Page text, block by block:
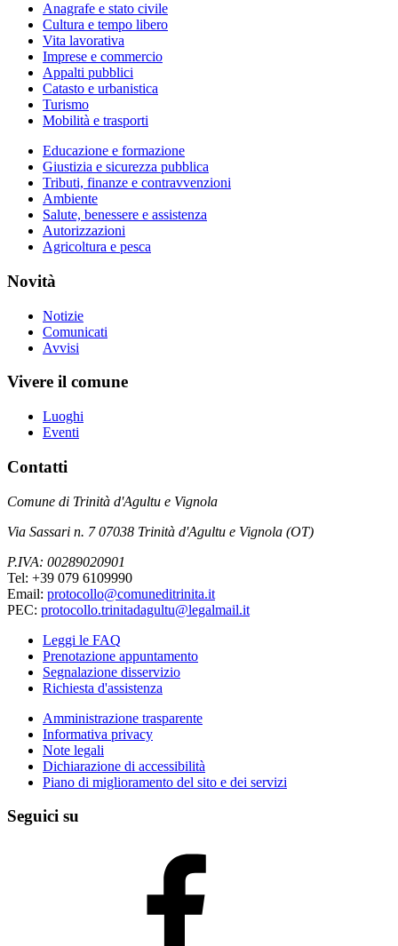
Anagrafe e stato civile
Cultura e tempo libero
Vita lavorativa
Imprese e commercio
Appalti pubblici
Catasto e urbanistica
Turismo
Mobilità e trasporti
Educazione e formazione
Giustizia e sicurezza pubblica
Tributi, finanze e contravvenzioni
Ambiente
Salute, benessere e assistenza
Autorizzazioni
Agricoltura e pesca
Novità
Notizie
Comunicati
Avvisi
Vivere il comune
Luoghi
Eventi
Contatti
Comune di Trinità d'Agultu e Vignola
Via Sassari n. 7 07038 Trinità d'Agultu e Vignola (OT)
P.IVA: 00289020901
Tel: +39 079 6109990
Email: protocollo@comuneditrinita.it
PEC: protocollo.trinitadagultu@legalmail.it
Leggi le FAQ
Prenotazione appuntamento
Segnalazione disservizio
Richiesta d'assistenza
Amministrazione trasparente
Informativa privacy
Note legali
Dichiarazione di accessibilità
Piano di miglioramento del sito e dei servizi
Seguici su